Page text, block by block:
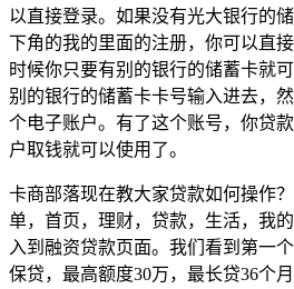
以直接登录。如果没有光大银行的
下角的我的里面的注册，你可以直
时候你只要有别的银行的储蓄卡就
别的银行的储蓄卡卡号输入进去，
个电子账户。有了这个账号，你贷
户取钱就可以使用了。
卡商部落现在教大家贷款如何操作
单，首页，理财，贷款，生活，我
入到融资贷款页面。我们看到第一
保贷，最高额度30万，最长贷36个